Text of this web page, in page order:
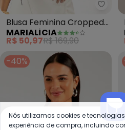
Blusa Feminina Cropped
Estampada (Bege)
MARIALÍCIA
R$ 50,97R$ 169,90
-40%
Nós utilizamos cookies e
experiência de compra, incluindo